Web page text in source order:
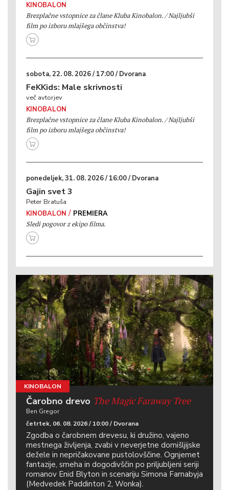
KINOBALON
Brezplačne vstopnice za člane Kluba Kinobalon. / Najljubši
film po izboru mlajšega občinstva!
sobota, 22. 08. 2026 / 17:00 / Dvorana
FeKKids: Male skrivnosti
več avtorjev
KINOBALON
Brezplačne vstopnice za člane Kluba Kinobalon. / Najljubši
film po izboru mlajšega občinstva!
ponedeljek, 31. 08. 2026 / 16:00 / Dvorana
Gajin svet 3
Peter Bratuša
KINOBALON / PREMIERA
Sledi pogovor z ekipo filma.
KINOBALON
Čarobno drevo The Magic Faraway Tree
Ben Gregor
četrtek, 06. 08. 2026 / 10:00 / Dvorana
Zgodba o čarobnem drevesu, ki družino, vajeno
mestnega življenja, zvabi v neverjetne domišljijske
dežele in nepričakovane pustolovščine. Ognjemet
fantazije, smeha in dogodivščin po priljubljeni seriji
romanov Enid Blyton in scenariju Simona Farnabyja
(Medvedek Paddinton 2, Wonka).